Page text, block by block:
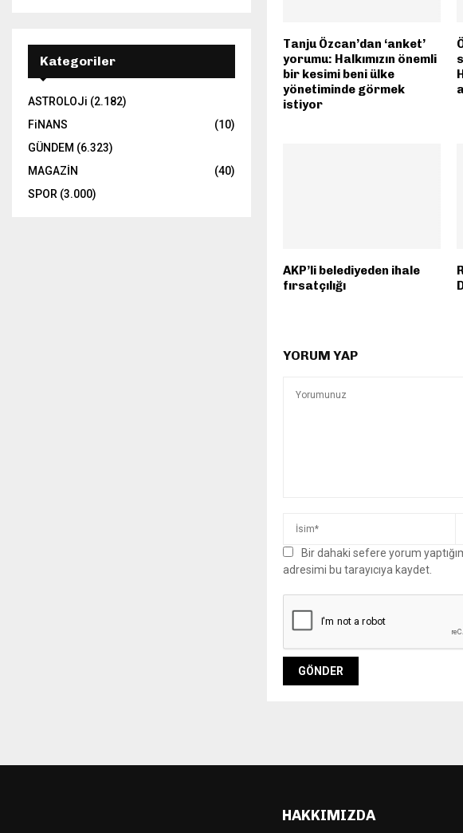
Tanju Özcan’dan ‘anket’
yorumu: Halkımızın önemli
bir kesimi beni ülke
yönetiminde görmek
istiyor
AKP’li belediyeden ihale
fırsatçılığı
YORUM YAP
Bir dahaki sefere yorum
adresimi bu tarayıcıya kaydet.
Kategoriler
ASTROLOJi (2.182)
FiNANS
(10)
GÜNDEM (6.323)
MAGAZİN
(40)
SPOR (3.000)
HAKKIMIZDA